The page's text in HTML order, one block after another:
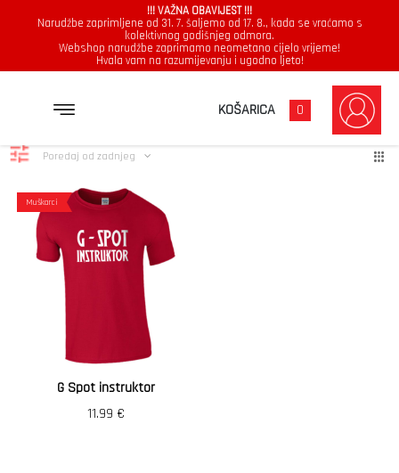
!!! VAŽNA OBAVIJEST !!!
Narudžbe zaprimljene od 31. 7. šaljemo od 17. 8., kada se vraćamo s
kolektivnog godišnjeg odmora.
Webshop narudžbe zaprimamo neometano cijelo vrijeme!
Hvala vam na razumijevanju i ugodno ljeto!
KOŠARICA 0
Instruktor Prikazuje se jedan rezultat
Poredaj od zadnjeg
Muškarci
G Spot instruktor
11.99 €